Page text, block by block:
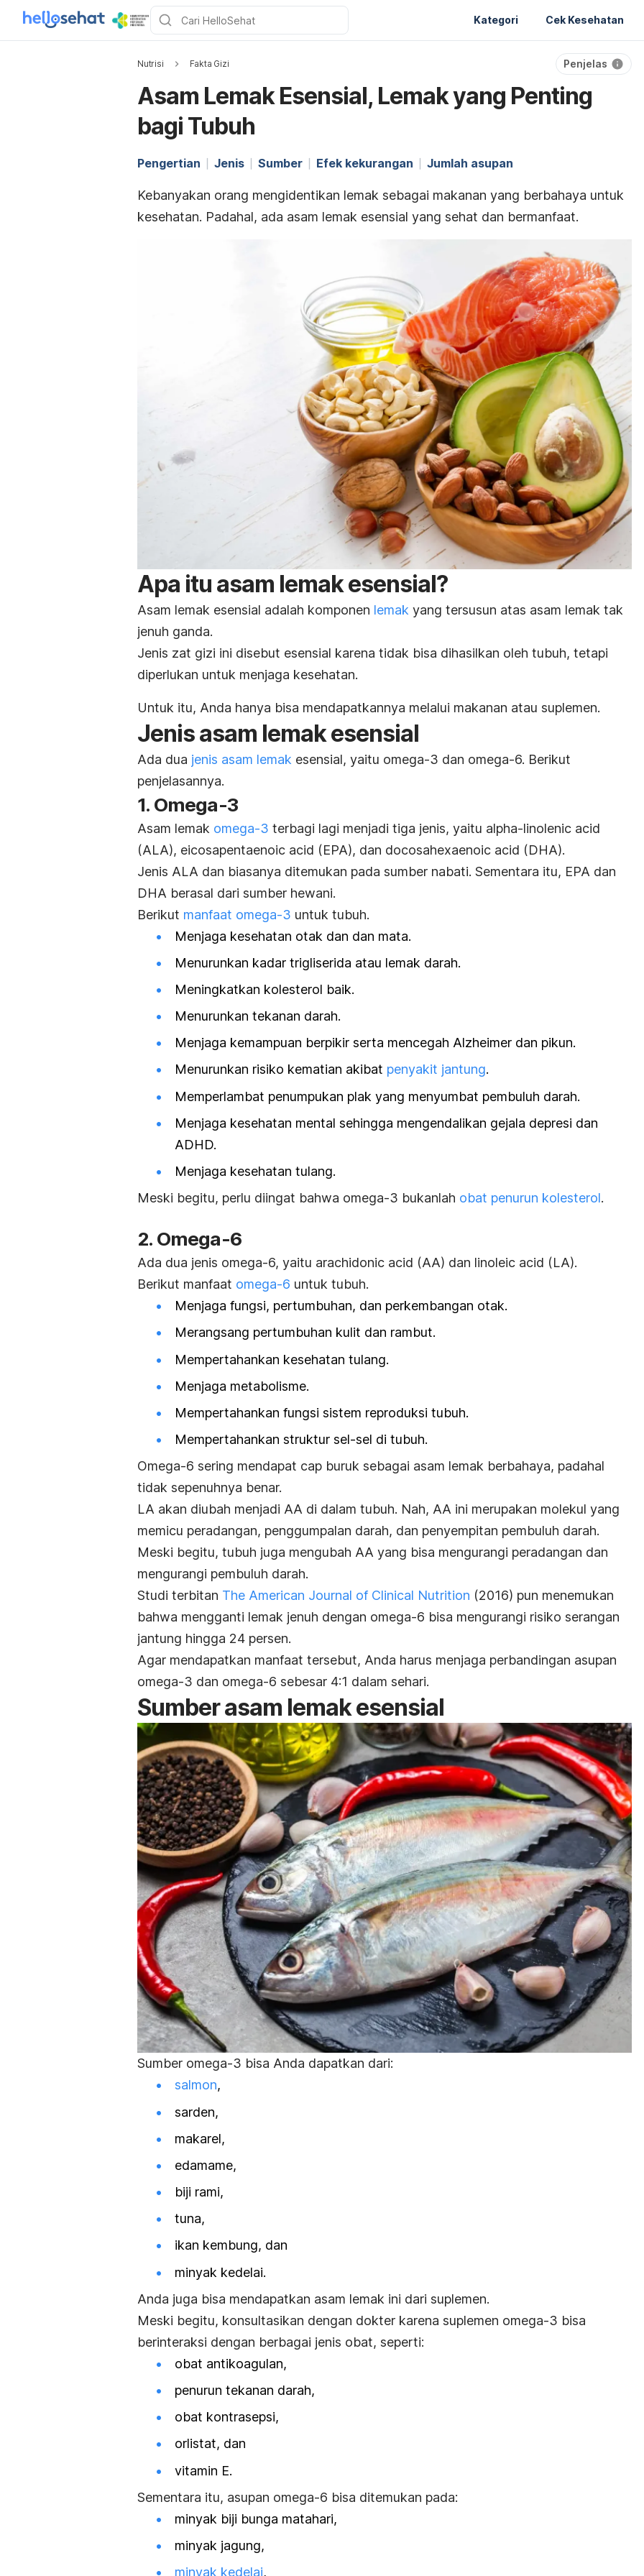
Kategori Cek Kesehatan
Nutrisi Fakta Gizi Penjelas
Asam Lemak Esensial, Lemak yang Penting
bagi Tubuh
Pengertian Jenis Sumber Efek kekurangan Jumlah asupan
Kebanyakan orang mengidentikan lemak sebagai makanan yang berbahaya untuk
kesehatan. Padahal, ada asam lemak esensial yang sehat dan bermanfaat.
Apa itu asam lemak esensial?
Asam lemak esensial adalah komponen lemak yang tersusun atas asam lemak tak
jenuh ganda.
Jenis zat gizi ini disebut esensial karena tidak bisa dihasilkan oleh tubuh, tetapi
diperlukan untuk menjaga kesehatan.
Untuk itu, Anda hanya bisa mendapatkannya melalui makanan atau suplemen.
Jenis asam lemak esensial
Ada dua jenis asam lemak esensial, yaitu omega-3 dan omega-6. Berikut
penjelasannya.
1. Omega-3
Asam lemak omega-3 terbagi lagi menjadi tiga jenis, yaitu alpha-linolenic acid
(ALA), eicosapentaenoic acid (EPA), dan docosahexaenoic acid (DHA).
Jenis ALA dan biasanya ditemukan pada sumber nabati. Sementara itu, EPA dan
DHA berasal dari sumber hewani.
Berikut manfaat omega-3 untuk tubuh.
Menjaga kesehatan otak dan dan mata.
Menurunkan kadar trigliserida atau lemak darah.
Meningkatkan kolesterol baik.
Menurunkan tekanan darah.
Menjaga kemampuan berpikir serta mencegah Alzheimer dan pikun.
Menurunkan risiko kematian akibat penyakit jantung.
Memperlambat penumpukan plak yang menyumbat pembuluh darah.
Menjaga kesehatan mental sehingga mengendalikan gejala depresi dan
ADHD.
Menjaga kesehatan tulang.
Meski begitu, perlu diingat bahwa omega-3 bukanlah obat penurun kolesterol.
2. Omega-6
Ada dua jenis omega-6, yaitu arachidonic acid (AA) dan linoleic acid (LA).
Berikut manfaat omega-6 untuk tubuh.
Menjaga fungsi, pertumbuhan, dan perkembangan otak.
Merangsang pertumbuhan kulit dan rambut.
Mempertahankan kesehatan tulang.
Menjaga metabolisme.
Mempertahankan fungsi sistem reproduksi tubuh.
Mempertahankan struktur sel-sel di tubuh.
Omega-6 sering mendapat cap buruk sebagai asam lemak berbahaya, padahal
tidak sepenuhnya benar.
LA akan diubah menjadi AA di dalam tubuh. Nah, AA ini merupakan molekul yang
memicu peradangan, penggumpalan darah, dan penyempitan pembuluh darah.
Meski begitu, tubuh juga mengubah AA yang bisa mengurangi peradangan dan
mengurangi pembuluh darah.
Studi terbitan The American Journal of Clinical Nutrition (2016) pun menemukan
bahwa mengganti lemak jenuh dengan omega-6 bisa mengurangi risiko serangan
jantung hingga 24 persen.
Agar mendapatkan manfaat tersebut, Anda harus menjaga perbandingan asupan
omega-3 dan omega-6 sebesar 4:1 dalam sehari.
Sumber asam lemak esensial
Sumber omega-3 bisa Anda dapatkan dari:
salmon,
sarden,
makarel,
edamame,
biji rami,
tuna,
ikan kembung, dan
minyak kedelai.
Anda juga bisa mendapatkan asam lemak ini dari suplemen.
Meski begitu, konsultasikan dengan dokter karena suplemen omega-3 bisa
berinteraksi dengan berbagai jenis obat, seperti:
obat antikoagulan,
penurun tekanan darah,
obat kontrasepsi,
orlistat, dan
vitamin E.
Sementara itu, asupan omega-6 bisa ditemukan pada:
minyak biji bunga matahari,
minyak jagung,
minyak kedelai,